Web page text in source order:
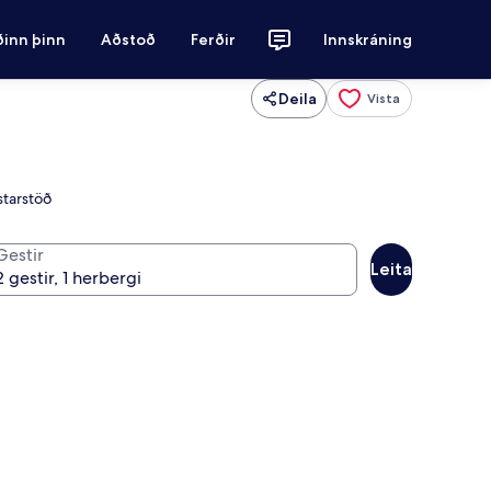
þinn Aðstoð Ferðir Innskráning
Deila Vista
Leita